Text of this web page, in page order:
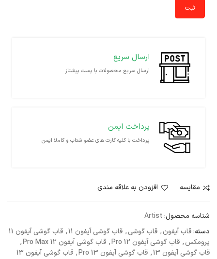
ثبت
ارسال سریع
ارسال سریع محصولات با پست پیشتاز
پرداخت ایمن
پرداخت با کلیه کارت های عضو شتاب و کاملا ایمن
مقايسه افزودن به علاقه مندی
شناسه محصول: Artist
دسته:قاب آیفون, قاب گوشی, قاب گوشی آیفون 11 ,
قاب گوشی آیفون 11
پرومکس, قاب گوشی آیفون 12 Pro , قاب گوشی آیفون 12 Pro Max
,
قاب گوشی آیفون 13
, قاب گوشی آیفون 13 Pro ,
قاب گوشی آیفون 13